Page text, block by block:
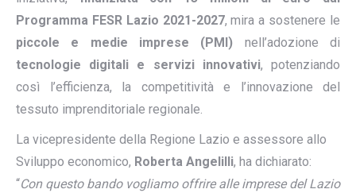
Programma FESR Lazio 2021-2027, mira a sostenere le
piccole e medie imprese (PMI) nell’adozione di
tecnologie digitali e servizi innovativi, potenziando
così l’efficienza, la competitività e l’innovazione del
tessuto imprenditoriale regionale.
La vicepresidente della Regione Lazio e assessore allo
Sviluppo economico, Roberta Angelilli, ha dichiarato:
“Con questo bando vogliamo offrire alle imprese del Lazio